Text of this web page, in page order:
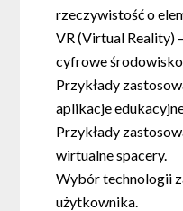
rzeczywistość o
VR (Virtual Reality)
cyfrowe
Przykłady
aplikacje
Przykłady
wirtualne spacery.
Wybór technologii
użytkownika.